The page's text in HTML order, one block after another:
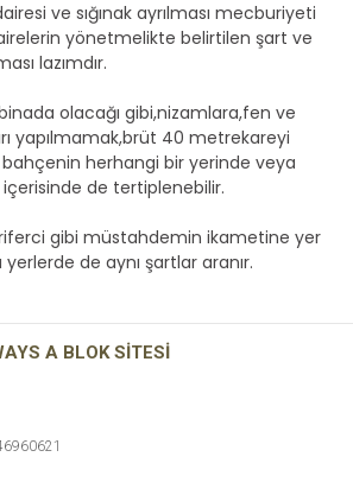
ve sığınak ayrılması mecburiyeti
yönetmelikte belirtilen şart ve
lazımdır.
olacağı gibi,nizamlara,fen ve
yapılmamak,brüt 40 metrekareyi
herhangi bir yerinde veya
de tertiplenebilir.
gibi müstahdemin ikametine yer
yerlerde de aynı şartlar aranır.
A BLOK SİTESİ